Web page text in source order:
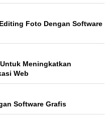
Foto Dengan Software
Meningkatkan
Web
Software Grafis